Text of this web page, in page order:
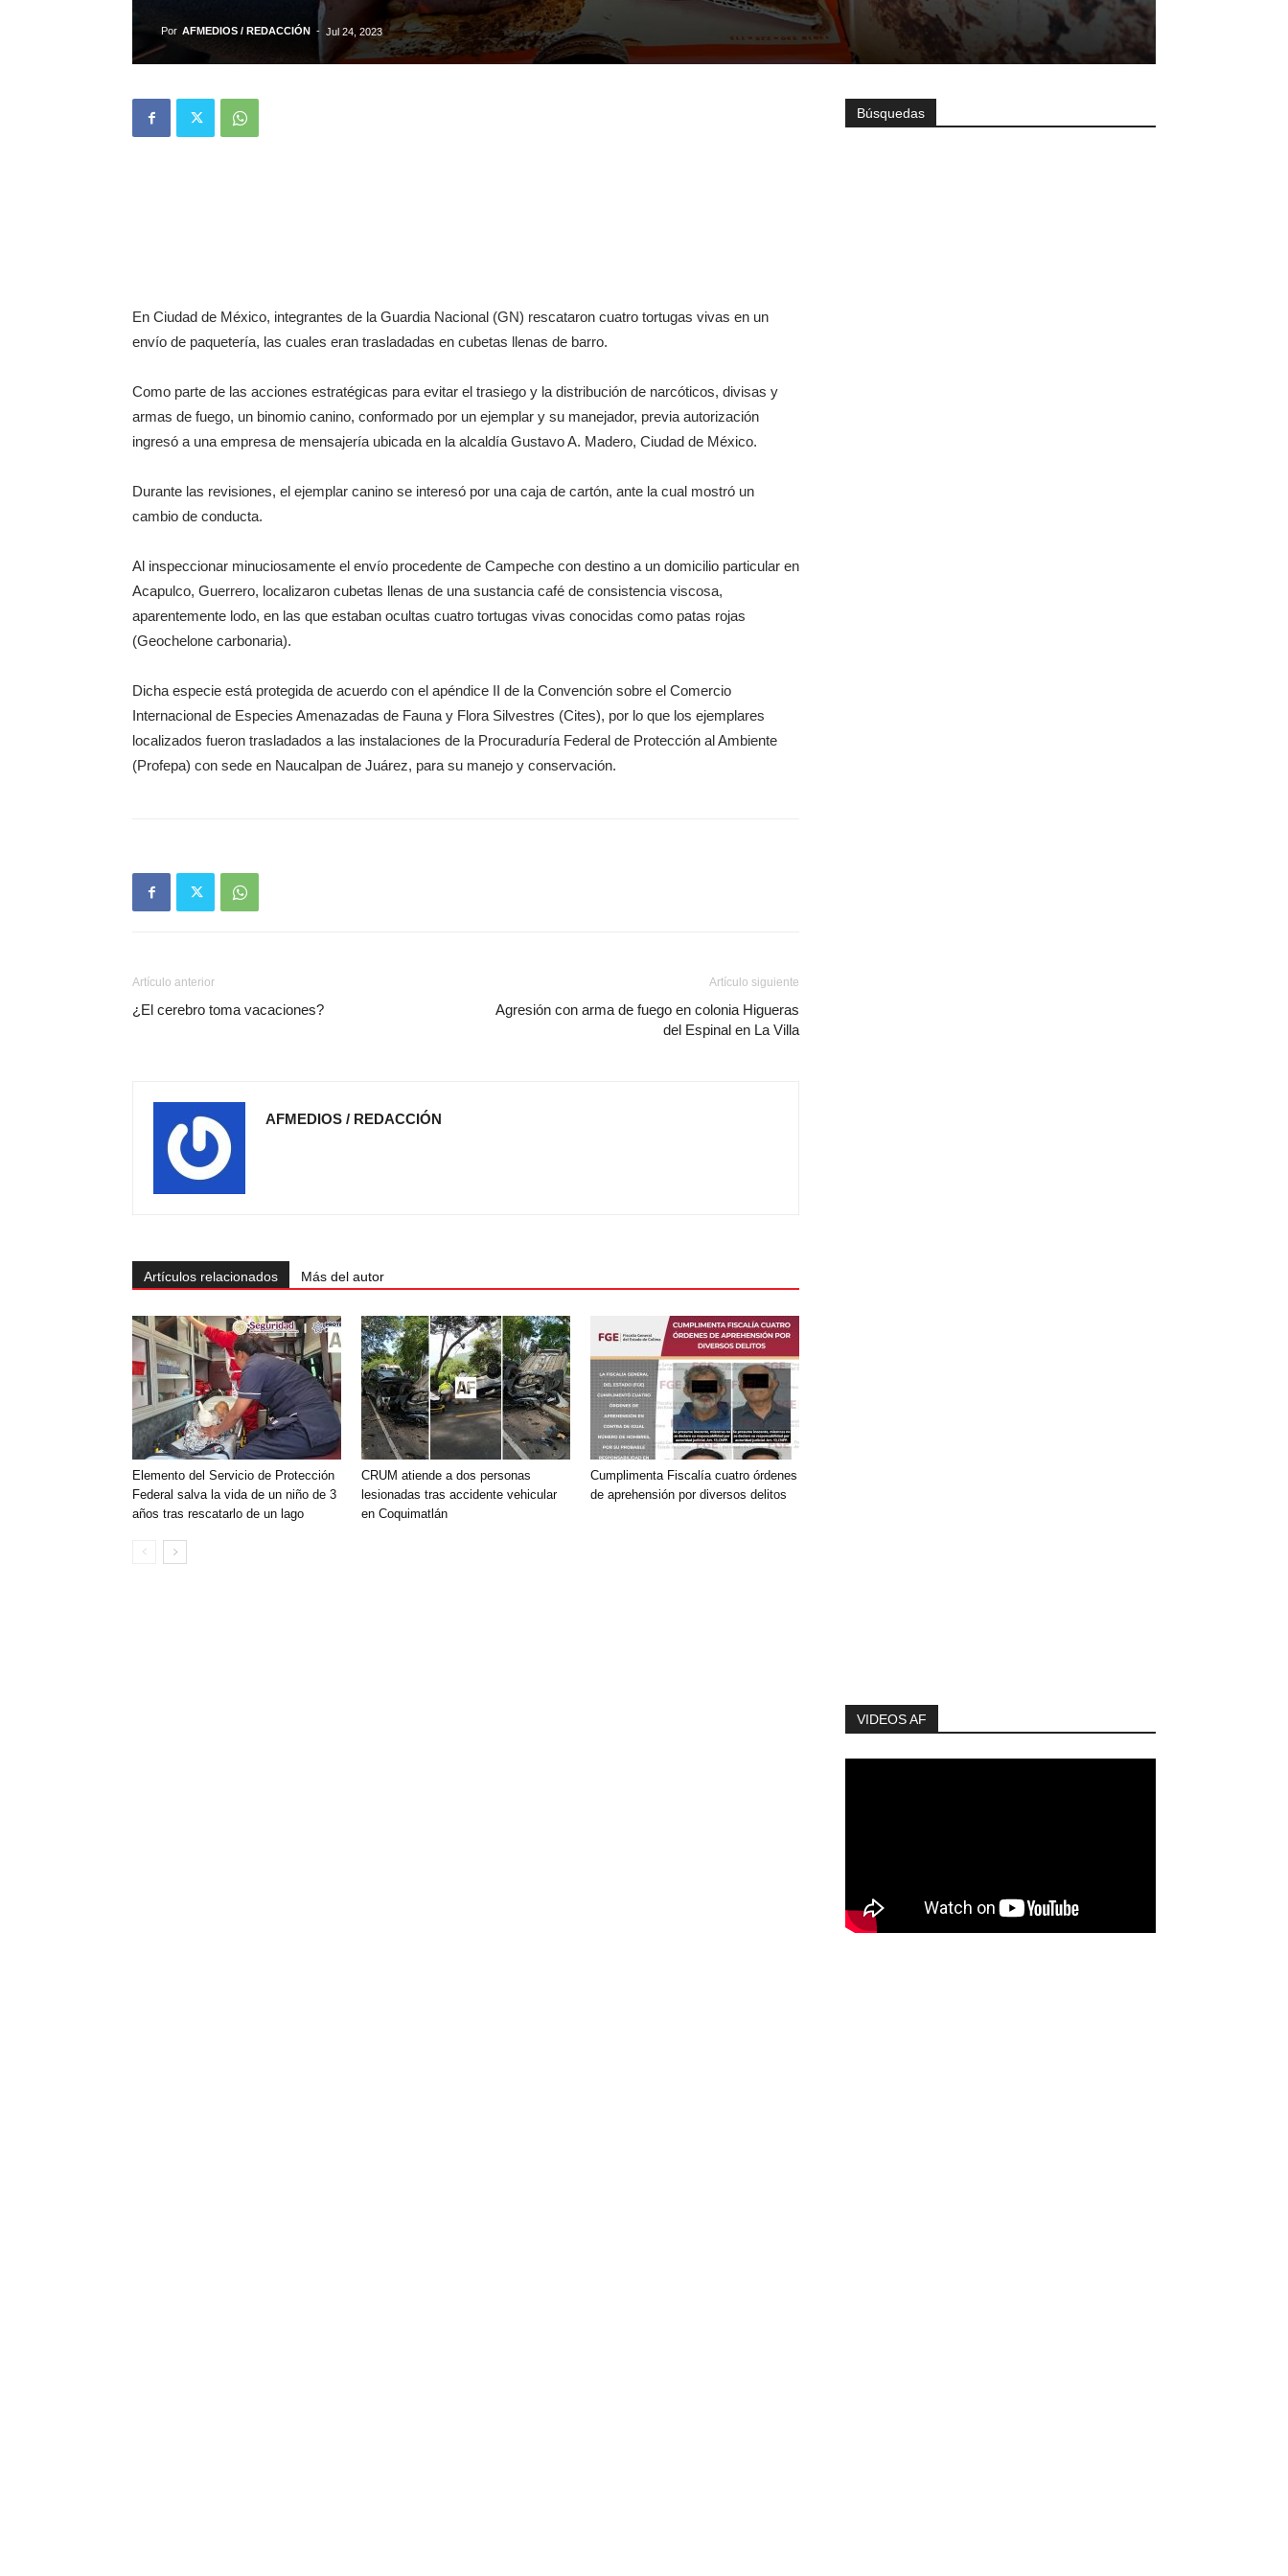
Por AFMEDIOS / REDACCIÓN - Jul 24, 2023
En Ciudad de México, integrantes de la Guardia Nacional (GN) rescataron cuatro tortugas vivas en un
envío de paquetería, las cuales eran trasladadas en cubetas llenas de barro.
Como parte de las acciones estratégicas para evitar el trasiego y la distribución de narcóticos, divisas y
armas de fuego, un binomio canino, conformado por un ejemplar y su manejador, previa autorización
ingresó a una empresa de mensajería ubicada en la alcaldía Gustavo A. Madero, Ciudad de México.
Durante las revisiones, el ejemplar canino se interesó por una caja de cartón, ante la cual mostró un
cambio de conducta.
Al inspeccionar minuciosamente el envío procedente de Campeche con destino a un domicilio particular en
Acapulco, Guerrero, localizaron cubetas llenas de una sustancia café de consistencia viscosa,
aparentemente lodo, en las que estaban ocultas cuatro tortugas vivas conocidas como patas rojas
(Geochelone carbonaria).
Dicha especie está protegida de acuerdo con el apéndice II de la Convención sobre el Comercio
Internacional de Especies Amenazadas de Fauna y Flora Silvestres (Cites), por lo que los ejemplares
localizados fueron trasladados a las instalaciones de la Procuraduría Federal de Protección al Ambiente
(Profepa) con sede en Naucalpan de Juárez, para su manejo y conservación.
Artículo anterior
¿El cerebro toma vacaciones?
Artículo siguiente
Agresión con arma de fuego en colonia Higueras
del Espinal en La Villa
AFMEDIOS / REDACCIÓN
Artículos relacionados Más del autor
Elemento del Servicio de Protección
Federal salva la vida de un niño de 3
años tras rescatarlo de un lago
CRUM atiende a dos personas
lesionadas tras accidente vehicular
en Coquimatlán
Cumplimenta Fiscalía cuatro órdenes
de aprehensión por diversos delitos
Búsquedas
VIDEOS AF